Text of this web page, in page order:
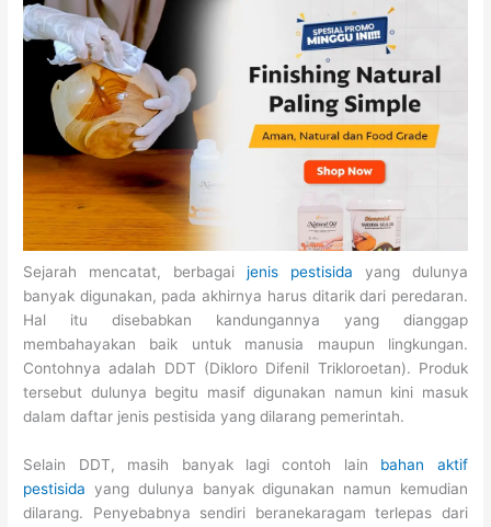
Sejarah mencatat, berbagai jenis pestisida yang dulunya
banyak digunakan, pada akhirnya harus ditarik dari peredaran.
Hal itu disebabkan kandungannya yang dianggap
membahayakan baik untuk manusia maupun lingkungan.
Contohnya adalah DDT (Dikloro Difenil Trikloroetan). Produk
tersebut dulunya begitu masif digunakan namun kini masuk
dalam daftar jenis pestisida yang dilarang pemerintah.
Selain DDT, masih banyak lagi contoh lain bahan aktif
pestisida yang dulunya banyak digunakan namun kemudian
dilarang. Penyebabnya sendiri beranekaragam terlepas dari